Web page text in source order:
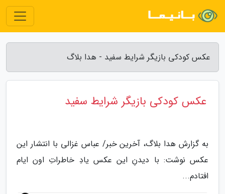
عکس کودکی بازیگر شرایط سفید - هدا بلاگ
عکس کودکی بازیگر شرایط سفید
به گزارش هدا بلاگ، آخرین خبر/ عباس غزالی با انتشار این
عکس نوشت: با دیدنِ این عکس یادِ خاطراتِ اون ایام
افتادم...